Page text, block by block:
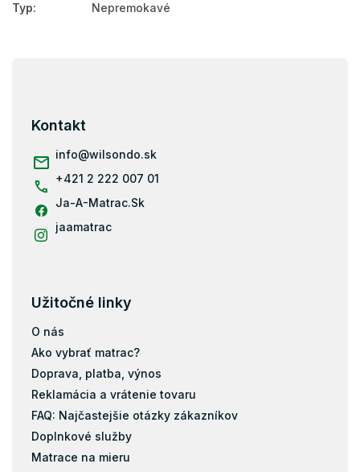
Typ: Nepremokavé
Kontakt
info@wilsondo.sk
+421 2 222 007 01
Ja-A-Matrac.Sk
jaamatrac
Užitočné linky
O nás
Ako vybrať matrac?
Doprava, platba, výnos
Reklamácia a vrátenie tovaru
FAQ: Najčastejšie otázky zákazníkov
Doplnkové služby
Matrace na mieru